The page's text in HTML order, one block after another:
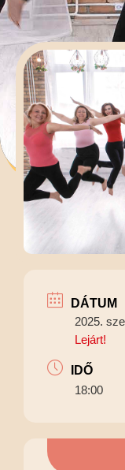
DÁTUM
2025.
Lejárt!
IDŐ
18:00